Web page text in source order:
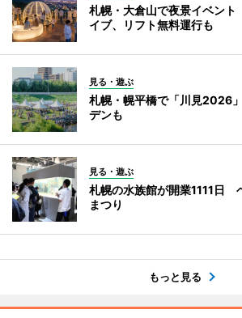
札幌・大倉山で夜景イベン
イブ、リフト無料運行も
見る・遊ぶ
札幌・幌平橋で「川見2026
デンも
見る・遊ぶ
札幌の水族館が開業1111日
まつり
もっと見る